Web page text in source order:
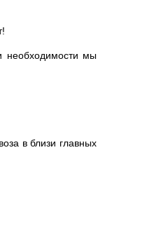
необходимости мы
в близи главных